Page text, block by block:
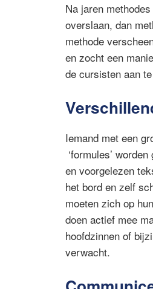
Na jaren
overslaan, dan
methode
en zocht een
de cursisten aan
Iemand met een
‘formules’
en voorgelezen
het bord en zelf
moeten zich op
doen actief mee
hoofdzinnen of
verwacht.